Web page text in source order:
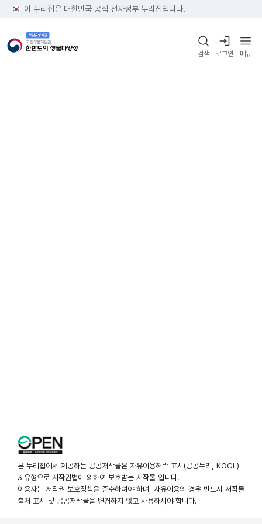
이 누리집은 대한민국 공식 전자정부 누리집입니다.
검색 로그인 메뉴
본 누리집에서 제공하는 공공저작물은 자유이용허락 표시(공공누리, KOGL)
3 유형으로 저작권법에 의하여 보호받는 저작물 입니다.
이용자는 저작권 보호정책을 준수하여야 하며, 자유이용의 경우 반드시 저작물
출처 표시 및 공공저작물을 변경하지 않고 사용하셔야 합니다.